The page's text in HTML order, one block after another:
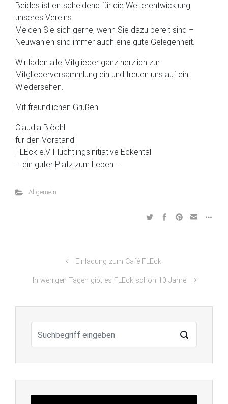
Beides ist entscheidend für die Weiterentwicklung
unseres Vereins.
Melden Sie sich gerne, wenn Sie dazu bereit sind –
Neuwahlen sind immer auch eine gute Gelegenheit.
Wir laden alle Mitglieder ganz herzlich zur
Mitgliederversammlung ein und freuen uns auf ein
Wiedersehen.
Mit freundlichen Grüßen
Claudia Blöchl
für den Vorstand
FLEck e.V. Flüchtlingsinitiative Eckental
– ein guter Platz zum Leben –
Allgemein
Einladung zum Café FLEck
In wenigen Tagen gibt es FLEck schon 10 Jahre: